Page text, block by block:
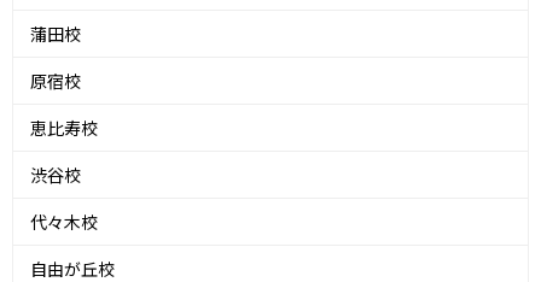
蒲田校
原宿校
恵比寿校
渋谷校
代々木校
自由が丘校